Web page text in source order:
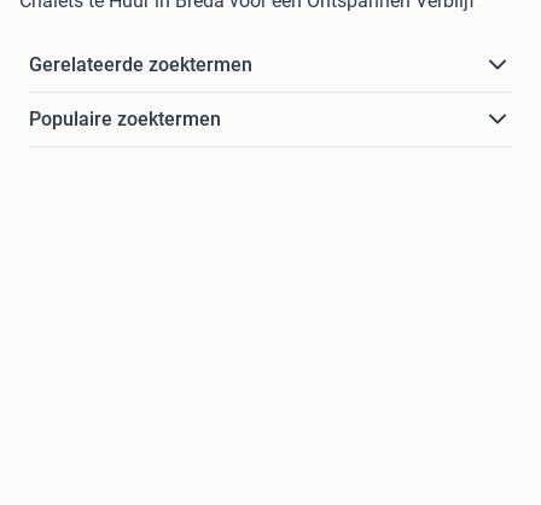
Gerelateerde zoektermen
Populaire zoektermen